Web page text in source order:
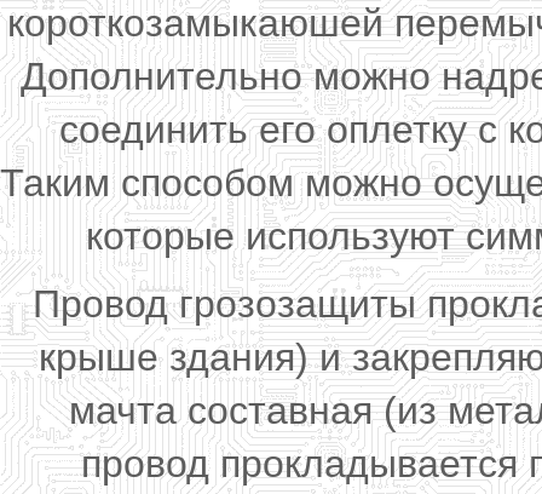
короткозамыкаюшей
Дополнительно можно
соединить его оплетку с
Таким способом можно
которые используют
Провод грозозащиты
крыше здания) и
мачта составная (из
провод прокладывается